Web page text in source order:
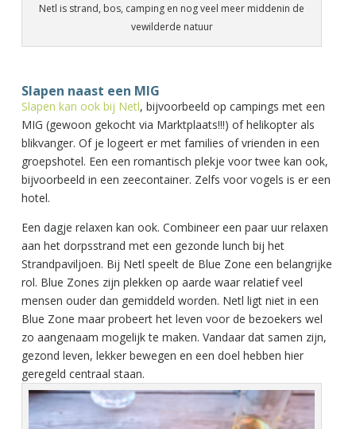
Netl is strand, bos, camping en nog veel meer middenin de
vewilderde natuur
Slapen naast een MIG
Slapen kan ook bij Netl, bijvoorbeeld op campings met een
MIG (gewoon gekocht via Marktplaats!!!) of helikopter als
blikvanger. Of je logeert er met families of vrienden in een
groepshotel. Een een romantisch plekje voor twee kan ook,
bijvoorbeeld in een zeecontainer. Zelfs voor vogels is er een
hotel.
Een dagje relaxen kan ook. Combineer een paar uur relaxen
aan het dorpsstrand met een gezonde lunch bij het
Strandpaviljoen. Bij Netl speelt de Blue Zone een belangrijke
rol. Blue Zones zijn plekken op aarde waar relatief veel
mensen ouder dan gemiddeld worden. Netl ligt niet in een
Blue Zone maar probeert het leven voor de bezoekers wel
zo aangenaam mogelijk te maken. Vandaar dat samen zijn,
gezond leven, lekker bewegen en een doel hebben hier
geregeld centraal staan.